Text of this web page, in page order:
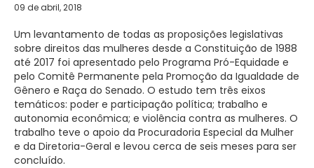
09 de abril, 2018
Um levantamento de todas as proposições legislativas
sobre direitos das mulheres desde a Constituição de 1988
até 2017 foi apresentado pelo Programa Pró-Equidade e
pelo Comitê Permanente pela Promoção da Igualdade de
Gênero e Raça do Senado. O estudo tem três eixos
temáticos: poder e participação política; trabalho e
autonomia econômica; e violência contra as mulheres. O
trabalho teve o apoio da Procuradoria Especial da Mulher
e da Diretoria-Geral e levou cerca de seis meses para ser
concluído.